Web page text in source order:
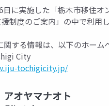
日に実施した「栃木市移住
制度のご案内」の中で利用し
する情報は、以下のホーム
City
tochigicity.jp/
アオヤマナオト